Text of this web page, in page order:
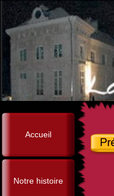
Accueil
Notre histoire